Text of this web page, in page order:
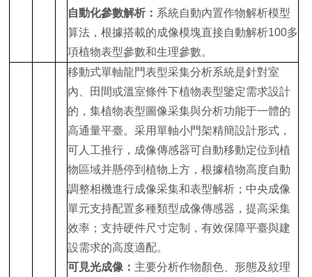
自動化參數解析： 系統自動內置作物解析模型
算法，根據搭載的成像模塊直接自動解析100多
項植物表型參數和生理參數。
移動式單軸龍門表型采集分析系統是針對室
內、田間或溫室條件下植物表型鑒定需求設計
的，集植物表型圖像采集與分析功能于一體的
高通量平臺。采用單軸小門架精簡設計形式，
可人工推行，成像傳感器可自動移動定位到植
物區域并懸停到植物上方，根據植物高度自動
調整相機進行成像采集和表型解析；中央成像
單元支持配置多種類型成像傳感器，提高采集
效率；支持硬件尺寸定制，有效保障平臺與建
設需求的高度適配。
可見光成像： 主要分析作物顏色、形態及紋理